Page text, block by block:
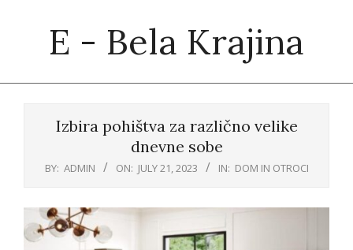
E - Bela Krajina
Izbira pohištva za različno velike
dnevne sobe
BY: ADMIN ON: JULY 21, 2023 IN: DOM IN OTROCI